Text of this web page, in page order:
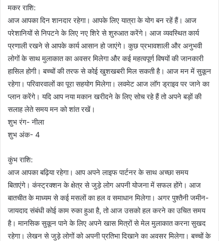
मकर राशि:
आज आपका दिन शानदार रहेगा। आपके लिए यात्रा के योग बन रहें हैं। आज
परेशानियों से निपटने के लिए नए शिरे से शुरुआत करेंगे। आज व्यवस्थित कार्य
प्रणाली रखने से आपके कार्य आसान हो जाएंगे। कुछ प्रभावशाली और अनुभवी
लोगों के साथ मुलाकात का अवसर मिलेगा और कई महत्वपूर्ण विषयों की जानकारी
हासिल होगी। बच्चों की तरफ से कोई खुशखबरी मिल सकती है। आज मन में सुकून
रहेगा। परिवारवालों का पूरा सहयोग मिलेगा। लवमेट आज लॉग ड्राइव पर जाने का
प्लान करेंगे। यदि आप नया मकान खरीदने के लिए सोच रहे हैं तो अपने बड़ों की
सलाह लेते समय मन को शांत रखें।
शुभ रंग- नीला
शुभ अंक- 4
कुंभ राशि:
आज आपका बढ़िया रहेगा। आप अपने लाइफ पार्टनर के साथ अच्छा समय
बिताएंगे। कंस्ट्रक्शन के क्षेत्र से जुड़े लोग अपनी योजना में सफल होंगे। आज
बातचीत के माध्यम से कई मसलों का हल व समाधान मिलेगा। अगर पुश्तैनी जमीन-
जायदाद संबंधी कोई काम रुका हुआ है, तो आज उसको हल करने का उचित समय
है। मानसिक सुकून पाने के लिए अपने खास मित्रों से मेल मुलाकात करना सुखद
रहेगा। लेखन से जुड़े लोगों को अपनी प्रतिभा दिखाने का अवसर मिलेगा। बच्चों के